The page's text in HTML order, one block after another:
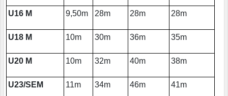
U16 M 9,50m 28m 28m 28m
U18 M 10m 30m 36m 35m
U20 M 10m 32m 40m 38m
U23/SEM 11m 34m 46m 41m